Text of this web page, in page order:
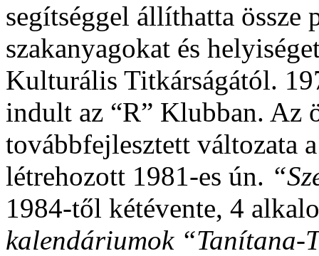
segítséggel állíthatta össze
szakanyagokat és
Kulturális Titkárságától.
indult az “R” Klubban. Az
továbbfejlesztett változata
létrehozott 1981-es ún.
1984-től kétévente, 4
kalendáriumok “Tanítana-